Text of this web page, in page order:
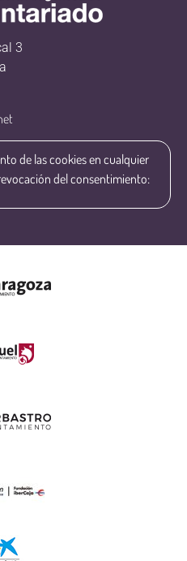
3
de las cookies en cualquier
del consentimiento: